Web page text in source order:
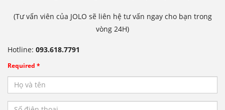
(Tư vấn viên của JOLO sẽ liên hệ tư vấn ngay cho bạn trong
vòng 24H)
Hotline: 093.618.7791
Required *